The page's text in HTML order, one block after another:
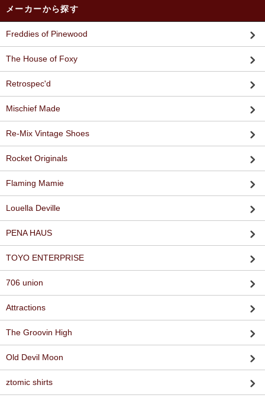
メーカーから探す
Freddies of Pinewood
The House of Foxy
Retrospec'd
Mischief Made
Re-Mix Vintage Shoes
Rocket Originals
Flaming Mamie
Louella Deville
PENA HAUS
TOYO ENTERPRISE
706 union
Attractions
The Groovin High
Old Devil Moon
ztomic shirts